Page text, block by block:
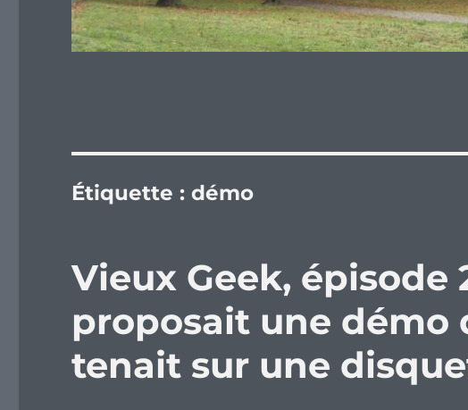
Étiquette :démo
Vieux Geek, épisode
proposait une démo
tenait sur une